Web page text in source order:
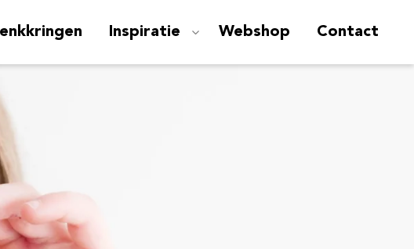
Inspiratie Webshop Contact